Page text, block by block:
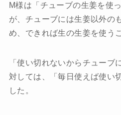
M様は「チューブの生姜を使
が、チューブには生姜以外の
め、できれば生の生姜を使う
「使い切れないからチューブ
対しては、「毎日使えば使い
した。